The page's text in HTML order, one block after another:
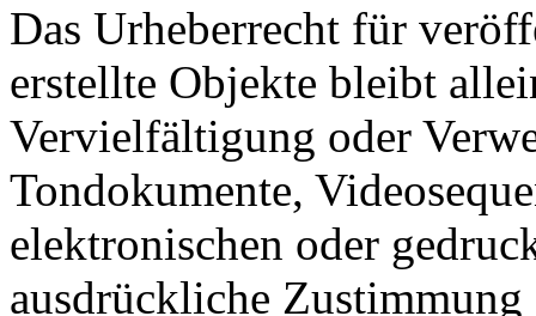
Das Urheberrecht für
erstellte Objekte bleibt
Vervielfältigung oder
Tondokumente,
elektronischen oder
ausdrückliche